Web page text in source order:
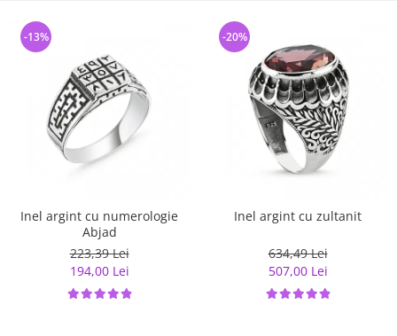
Inel argint cu numerologie
Abjad
223,39 Lei
194,00 Lei
-13%
Inel argint cu zultanit
634,49 Lei
507,00 Lei
-20%